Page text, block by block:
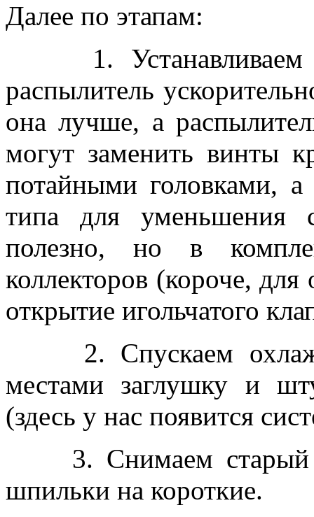
Далее по этапам:
1. Устанавливаем
распылитель
она лучше, а
могут заменить винты
потайными головками, а
типа для уменьшения
полезно, но в
коллекторов (короче,
открытие игольчатого
2. Спускаем
местами заглушку и
(здесь у нас появится
3. Снимаем старый
шпильки на короткие.